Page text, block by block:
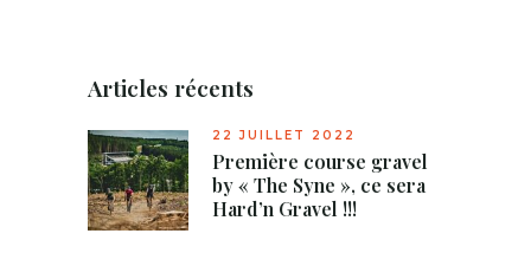
Articles récents
22 JUILLET 2022
Première course gravel
by « The Syne », ce sera
Hard’n Gravel !!!